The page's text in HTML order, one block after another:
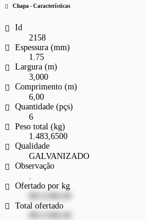
Chapa - Características
Id
2158
Espessura (mm)
1.75
Largura (m)
3,000
Comprimento (m)
6,00
Quantidade (pçs)
6
Peso total (kg)
1.483,6500
Qualidade
GALVANIZADO
Observação
Ofertado por kg
Total ofertado